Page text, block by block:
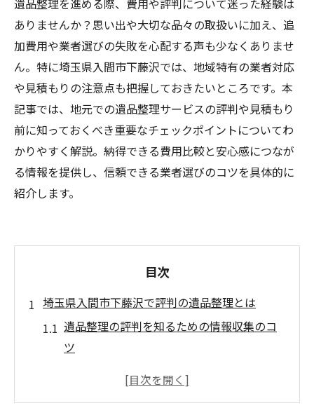
遺品整理を進める際、費用や評判について迷った経験は
ありませんか？思い出や大切な品々の取扱いに加え、追
加費用や業者選びの失敗を心配する声も少なくありませ
ん。特に埼玉県入間市下藤沢では、地域特有の業者対応
や見積もりの注意点も把握しておきたいところです。本
記事では、地元での遺品整理サービスの評判や見積もり
前に知っておくべき重要なチェックポイントについてわ
かりやすく解説。納得できる費用比較と安心感につなが
る情報を提供し、信頼できる業者選びのコツを具体的に
紹介します。
目次
埼玉県入間市下藤沢で評判の遺品整理とは
遺品整理の評判を知るための情報収集のコ
ツ
地域特有の遺品整理サービスの特徴